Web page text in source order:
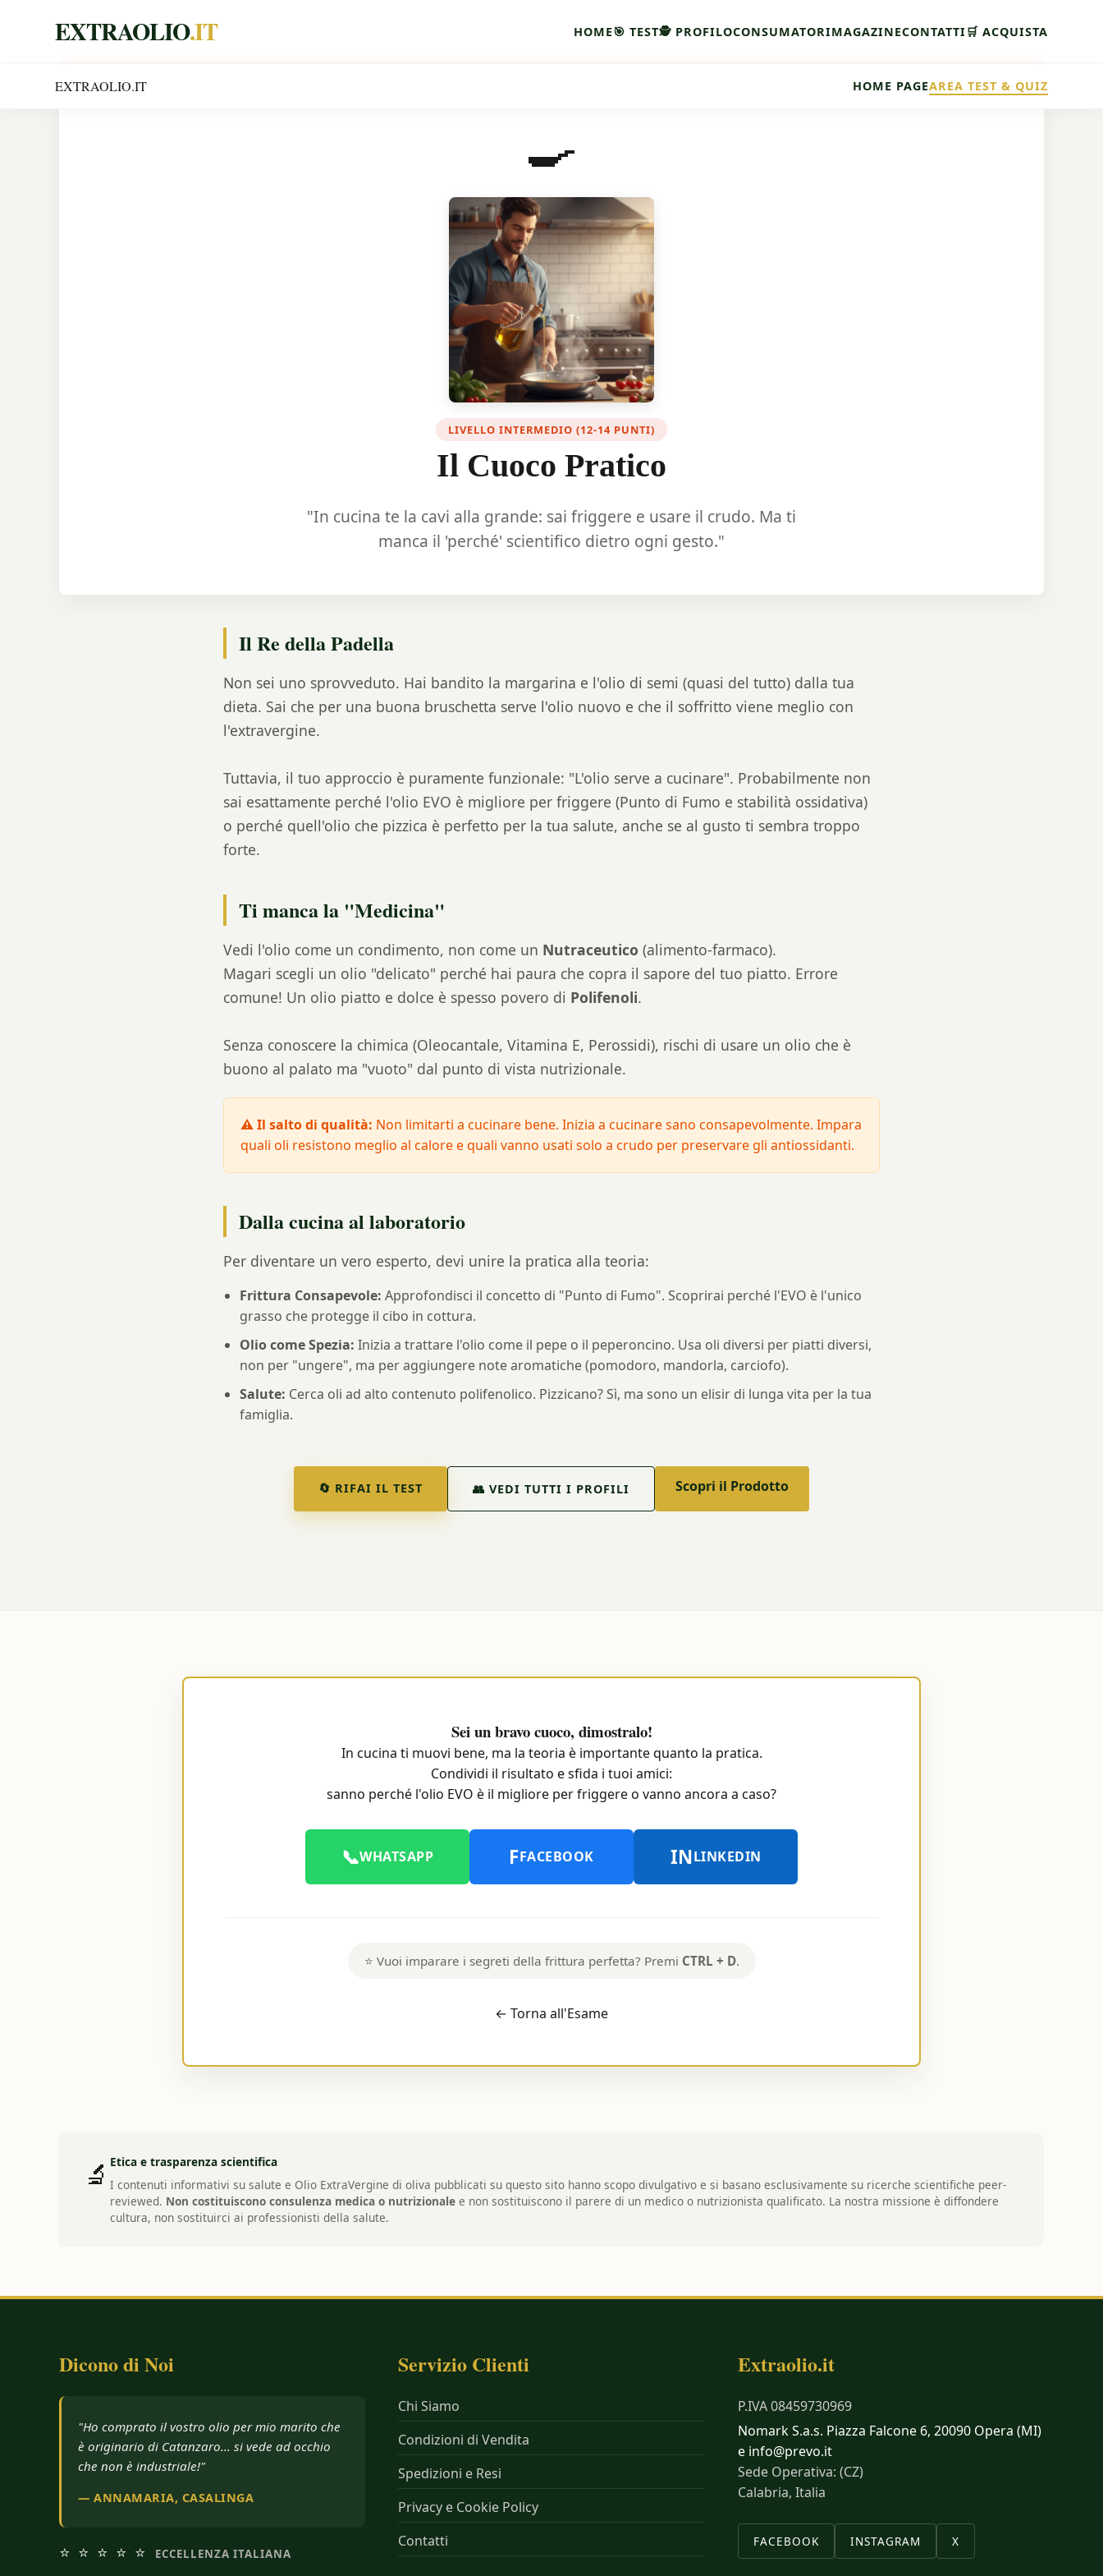
EXTRAOLIO.IT HOME🎯 TEST🕵 PROFILOCONSUMATORIMAGAZINECONTATTI🛒 ACQUISTA
EXTRAOLIO.IT HOME PAGEAREA TEST & QUIZ
🍳
LIVELLO INTERMEDIO (12-14 PUNTI)
Il Cuoco Pratico
"In cucina te la cavi alla grande: sai friggere e usare il crudo. Ma ti
manca il 'perché' scientifico dietro ogni gesto."
Il Re della Padella
Non sei uno sprovveduto. Hai bandito la margarina e l'olio di semi (quasi del tutto) dalla tua
dieta. Sai che per una buona bruschetta serve l'olio nuovo e che il soffritto viene meglio con
l'extravergine.
Tuttavia, il tuo approccio è puramente funzionale: "L'olio serve a cucinare". Probabilmente non
sai esattamente perché l'olio EVO è migliore per friggere (Punto di Fumo e stabilità ossidativa)
o perché quell'olio che pizzica è perfetto per la tua salute, anche se al gusto ti sembra troppo
forte.
Ti manca la "Medicina"
Vedi l'olio come un condimento, non come un Nutraceutico (alimento-farmaco).
Magari scegli un olio "delicato" perché hai paura che copra il sapore del tuo piatto. Errore
comune! Un olio piatto e dolce è spesso povero di Polifenoli.
Senza conoscere la chimica (Oleocantale, Vitamina E, Perossidi), rischi di usare un olio che è
buono al palato ma "vuoto" dal punto di vista nutrizionale.
⚠️ Il salto di qualità: Non limitarti a cucinare bene. Inizia a cucinare sano consapevolmente. Impara
quali oli resistono meglio al calore e quali vanno usati solo a crudo per preservare gli antiossidanti.
Dalla cucina al laboratorio
Per diventare un vero esperto, devi unire la pratica alla teoria:
Frittura Consapevole: Approfondisci il concetto di "Punto di Fumo". Scoprirai perché l'EVO è l'unico
grasso che protegge il cibo in cottura.
Olio come Spezia: Inizia a trattare l'olio come il pepe o il peperoncino. Usa oli diversi per piatti diversi,
non per "ungere", ma per aggiungere note aromatiche (pomodoro, mandorla, carciofo).
Salute: Cerca oli ad alto contenuto polifenolico. Pizzicano? Sì, ma sono un elisir di lunga vita per la tua
famiglia.
🔄 RIFAI IL TEST 👥 VEDI TUTTI I PROFILI Scopri il Prodotto
Sei un bravo cuoco, dimostralo!
In cucina ti muovi bene, ma la teoria è importante quanto la pratica.
Condividi il risultato e sfida i tuoi amici:
sanno perché l'olio EVO è il migliore per friggere o vanno ancora a caso?
📞WHATSAPP FFACEBOOK INLINKEDIN
⭐ Vuoi imparare i segreti della frittura perfetta? Premi CTRL + D.
← Torna all'Esame
🔬 Etica e trasparenza scientifica
I contenuti informativi su salute e Olio ExtraVergine di oliva pubblicati su questo sito hanno scopo divulgativo e si basano esclusivamente su ricerche scientifiche peer-
reviewed. Non costituiscono consulenza medica o nutrizionale e non sostituiscono il parere di un medico o nutrizionista qualificato. La nostra missione è diffondere
cultura, non sostituirci ai professionisti della salute.
Dicono di Noi
"Sono calabrese e felice di acquistare olio della
mia terra. Molti altri usano olive estere, voi no."
— STEFANO, MODELLO
⭐ ⭐ ⭐ ⭐ ⭐ ECCELLENZA ITALIANA
Servizio Clienti
Chi Siamo
Condizioni di Vendita
Spedizioni e Resi
Privacy e Cookie Policy
Contatti
Extraolio.it
P.IVA 08459730969
Nomark S.a.s. Piazza Falcone 6, 20090 Opera (MI)
e info@prevo.it
Sede Operativa: (CZ)
Calabria, Italia
FACEBOOK INSTAGRAM X